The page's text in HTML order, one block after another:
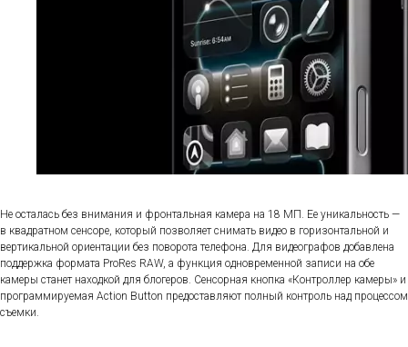
Не осталась без внимания и фронтальная камера на 18 МП. Ее уникальность —
в квадратном сенсоре, который позволяет снимать видео в горизонтальной и
вертикальной ориентации без поворота телефона. Для видеографов добавлена
поддержка формата ProRes RAW, а функция одновременной записи на обе
камеры станет находкой для блогеров. Сенсорная кнопка «Контроллер камеры» и
программируемая Action Button предоставляют полный контроль над процессом
съемки.